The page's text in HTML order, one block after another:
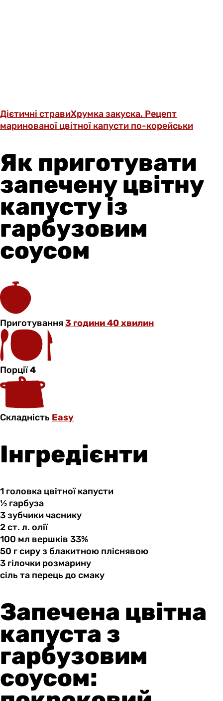
Дієтичні стравиХрумка закуска. Рецепт
маринованої цвітної капусти по-корейськи
Як приготувати
запечену цвітну
капусту із
гарбузовим
соусом
Приготування3 години 40 хвилин
Порції4
Складність Easy
Інгредієнти
1 головка цвітноїкапусти
½ гарбуза
3 зубчикичаснику
2 ст. л. олії
100 мл вершків 33%
50 гсируз блакитною пліснявою
3 гілочки розмарину
сіль та перець до смаку
Запечена цвітна
капуста з
гарбузовим
соусом: